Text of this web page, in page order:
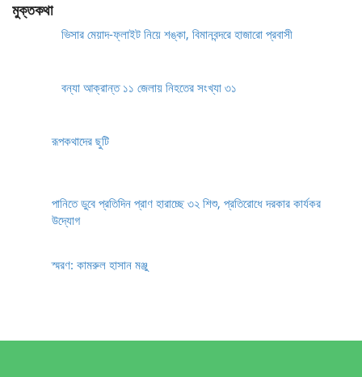
মুক্তকথা
ভিসার মেয়াদ-ফ্লাইট নিয়ে শঙ্কা, বিমানবন্দরে হাজারো প্রবাসী
বন্যা আক্রান্ত ১১ জেলায় নিহতের সংখ্যা ৩১
রূপকথাদের ছুটি
পানিতে ডুবে প্রতিদিন প্রাণ হারাচ্ছে ৩২ শিশু, প্রতিরোধে দরকার কার্যকর
উদ্যোগ
স্মরণ: কামরুল হাসান মঞ্জু